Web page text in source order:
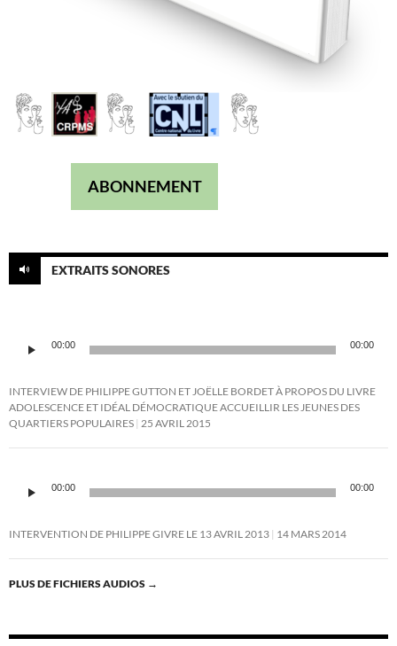
ABONNEMENT
EXTRAITS SONORES
audio
00:00 00:00
INTERVIEW DE PHILIPPE GUTTON ET JOËLLE BORDET À PROPOS DU LIVRE
ADOLESCENCE ET IDÉAL DÉMOCRATIQUE ACCUEILLIR LES JEUNES DES
QUARTIERS POPULAIRES 25 AVRIL 2015
audio
00:00 00:00
INTERVENTION DE PHILIPPE GIVRE LE 13 AVRIL 2013 14 MARS 2014
PLUS DE FICHIERS AUDIOS →